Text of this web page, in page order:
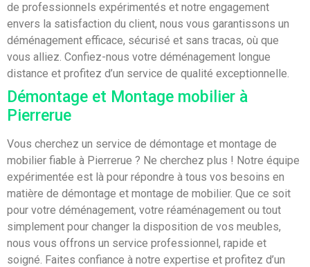
de professionnels expérimentés et notre engagement
envers la satisfaction du client, nous vous garantissons un
déménagement efficace, sécurisé et sans tracas, où que
vous alliez. Confiez-nous votre déménagement longue
distance et profitez d’un service de qualité exceptionnelle.
Démontage et Montage mobilier à
Pierrerue
Vous cherchez un service de démontage et montage de
mobilier fiable à Pierrerue ? Ne cherchez plus ! Notre équipe
expérimentée est là pour répondre à tous vos besoins en
matière de démontage et montage de mobilier. Que ce soit
pour votre déménagement, votre réaménagement ou tout
simplement pour changer la disposition de vos meubles,
nous vous offrons un service professionnel, rapide et
soigné. Faites confiance à notre expertise et profitez d’un